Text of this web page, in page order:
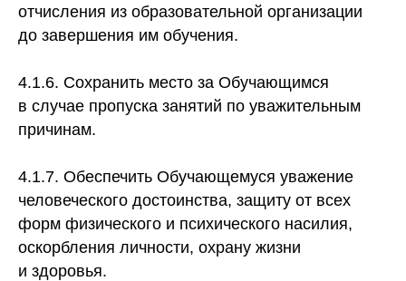
отчисления из образовательной организации
до завершения им обучения.
4.1.6. Сохранить место за Обучающимся
в случае пропуска занятий по уважительным
причинам.
4.1.7. Обеспечить Обучающемуся уважение
человеческого достоинства, защиту от всех
форм физического и психического насилия,
оскорбления личности, охрану жизни
и здоровья.